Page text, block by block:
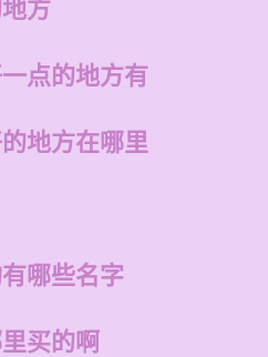
方
点的地方有
地方在哪里
哪些名字
买的啊